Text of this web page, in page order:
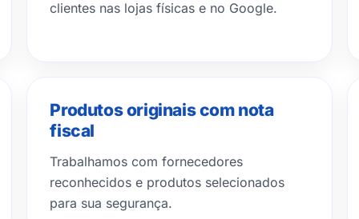
clientes nas lojas físicas e no Google.
Produtos originais com nota
fiscal
Trabalhamos com fornecedores
reconhecidos e produtos selecionados
para sua segurança.